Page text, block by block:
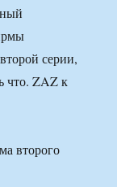
серии,
что. ZAZ к